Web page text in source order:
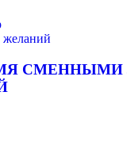
желаний
СМЕННЫМИ